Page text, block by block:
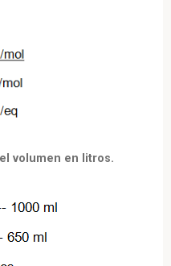
volumen en litros.